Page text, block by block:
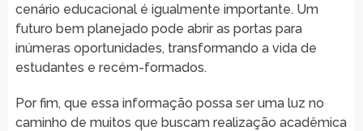
cenário educacional é igualmente importante. Um
futuro bem planejado pode abrir as portas para
inúmeras oportunidades, transformando a vida de
estudantes e recém-formados.
Por fim, que essa informação possa ser uma luz no
caminho de muitos que buscam realização acadêmica